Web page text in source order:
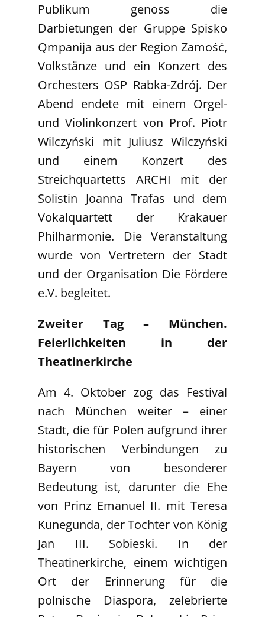
Publikum genoss die
Darbietungen der Gruppe Spisko
Qmpanija aus der Region Zamość,
Volkstänze und ein Konzert des
Orchesters OSP Rabka-Zdrój. Der
Abend endete mit einem Orgel-
und Violinkonzert von Prof. Piotr
Wilczyński mit Juliusz Wilczyński
und einem Konzert des
Streichquartetts ARCHI mit der
Solistin Joanna Trafas und dem
Vokalquartett der Krakauer
Philharmonie. Die Veranstaltung
wurde von Vertretern der Stadt
und der Organisation Die Fördere
e.V. begleitet.
Zweiter Tag – München.
Feierlichkeiten in der
Theatinerkirche
Am 4. Oktober zog das Festival
nach München weiter – einer
Stadt, die für Polen aufgrund ihrer
historischen Verbindungen zu
Bayern von besonderer
Bedeutung ist, darunter die Ehe
von Prinz Emanuel II. mit Teresa
Kunegunda, der Tochter von König
Jan III. Sobieski. In der
Theatinerkirche, einem wichtigen
Ort der Erinnerung für die
polnische Diaspora, zelebrierte